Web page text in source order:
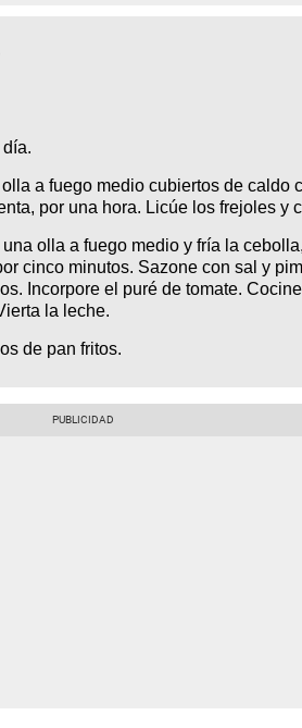
a fuego medio cubiertos de caldo
por una hora. Licúe los frejoles y
olla a fuego medio y fría la
cinco minutos. Sazone con sal y
Incorpore el puré de tomate.
la leche.
de pan fritos.